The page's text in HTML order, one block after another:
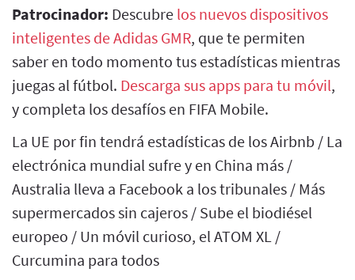
Patrocinador: Descubre los nuevos dispositivos
inteligentes de Adidas GMR, que te permiten
saber en todo momento tus estadísticas mientras
juegas al fútbol. Descarga sus apps para tu móvil,
y completa los desafíos en FIFA Mobile.
La UE por fin tendrá estadísticas de los Airbnb / La
electrónica mundial sufre y en China más /
Australia lleva a Facebook a los tribunales / Más
supermercados sin cajeros / Sube el biodiésel
europeo / Un móvil curioso, el ATOM XL /
Curcumina para todos